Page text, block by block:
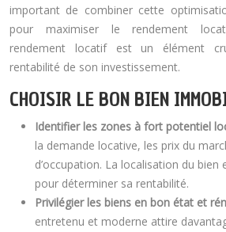
important de combiner cette
pour maximiser le rendement
rendement locatif est un élément
rentabilité de son investissement.
CHOISIR LE BON BIEN
Identifier les zones à fort potentiel
la demande locative, les prix du
d’occupation. La localisation du
pour déterminer sa rentabilité.
Privilégier les biens en bon état et
entretenu et moderne attire